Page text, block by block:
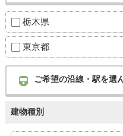
栃木県
東京都
ご希望の沿線・駅を選
建物種別